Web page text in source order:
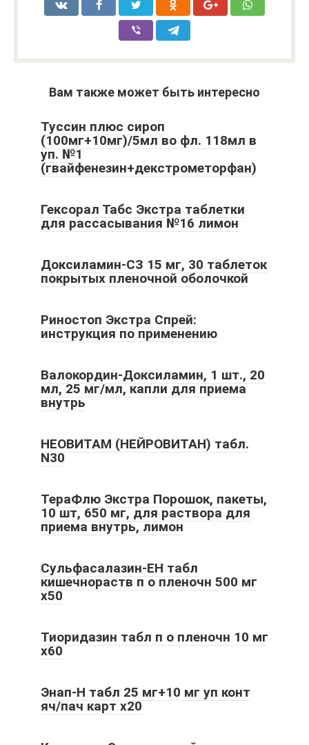
Вам также может быть интересно
Туссин плюс сироп
(100мг+10мг)/5мл во фл. 118мл в
уп. №1
(гвайфенезин+декстрометорфан)
Гексорал Табс Экстра таблетки
для рассасывания №16 лимон
Доксиламин-СЗ 15 мг, 30 таблеток
покрытых пленочной оболочкой
Риностоп Экстра Спрей:
инструкция по применению
Валокордин-Доксиламин, 1 шт., 20
мл, 25 мг/мл, капли для приема
внутрь
НЕОВИТАМ (НЕЙРОВИТАН) табл.
N30
ТераФлю Экстра Порошок, пакеты,
10 шт, 650 мг, для раствора для
приема внутрь, лимон
Сульфасалазин-ЕН табл
кишечнораств п о пленочн 500 мг
x50
Тиоридазин табл п о пленочн 10 мг
x60
Энап-Н табл 25 мг+10 мг уп конт
яч/пач карт x20